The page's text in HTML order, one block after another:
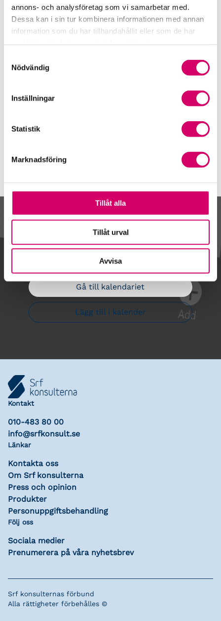
annons- och analysföretag som vi samarbetar med.
Dessa kan i sin tur kombinera informationen med annan
information som du har tillhandahållit eller som de har
Nödvändig
Inställningar
Statistik
Marknadsföring
Tillåt alla
Tillåt urval
Avvisa
Våra nyhetskanaler
Tidningen Konsulten
Öppet brev till Myndigheten för yrkeshögskolan
Framtidsutsikter i lönebranschen
Kalendarium
Gå till kalendariet
Lägg till i kalender
Kontakt
010-483 80 00
info@srfkonsult.se
Länkar
Kontakta oss
Om Srf konsulterna
Press och opinion
Produkter
Personuppgiftsbehandling
Följ oss
Sociala medier
Prenumerera på våra nyhetsbrev
Srf konsulternas förbund
Alla rättigheter förbehålles ©